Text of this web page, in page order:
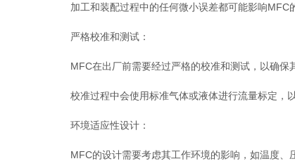
加工和装配过程中的任何微小误差都可能影响MFC的
严格校准和测试：
MFC在出厂前需要经过严格的校准和测试，以确保
校准过程中会使用标准气体或液体进行流量标定，以
环境适应性设计：
MFC的设计需要考虑其工作环境的影响，如温度、压